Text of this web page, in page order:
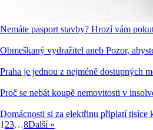
Nemáte pasport stavby? Hrozí vám
Obmeškaný vydražitel aneb Pozor,
Praha je jednou z nejméně dostupných
Proč se nebát koupě nemovitosti v
Domácnosti si za elektřinu připlatí tisíce
1 23…8Další »